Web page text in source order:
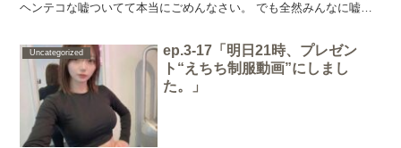
ヘンテコな嘘ついてて本当にごめんなさい。 でも全然みんなに嘘つ
Uncategorized
ep.3-17「明日21時、プレゼン
ト“えちち制服動画”にしまし
た。」